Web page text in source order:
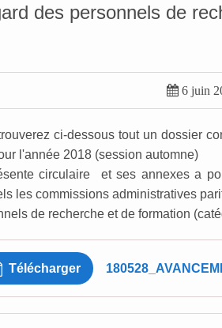
des personnels de
 6 juin
ci-dessous tout un dossier
l'année 2018 (session automne)
circulaire et ses annexes a
les commissions administratives
de recherche et de formation
Télécharger